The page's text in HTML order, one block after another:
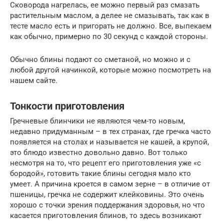
Сковорода нагрелась, ее можно первый раз смазать
растительным маслом, а делее не смазывать, так как в
тесте масло есть и пригорать не должно. Все, выпекаем
как обычно, примерно по 30 секунд с каждой стороны.
Обычно блины подают со сметаной, но можно и с
любой другой начинкой, которые можно посмотреть на
нашем сайте.
Тонкости приготовления
Гречневые блинчики не являются чем-то новым,
недавно придуманным – в тех странах, где гречка часто
появляется на столах и называется не кашей, а крупой,
это блюдо известно довольно давно. Вот только
несмотря на то, что рецепт его приготовления уже «с
бородой», готовить такие блины сегодня мало кто
умеет. А причина кроется в самом зерне – в отличие от
пшеницы, гречка не содержит клейковины. Это очень
хорошо с точки зрения поддержания здоровья, но что
касается приготовления блинов, то здесь возникают